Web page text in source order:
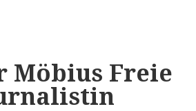
Möbius Freie